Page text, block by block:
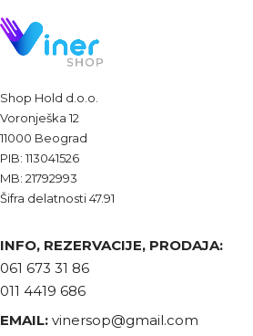
Shop Hold d.o.o.
Voronješka 12
11000 Beograd
PIB: 113041526
MB: 21792993
Šifra delatnosti 47.91
INFO, REZERVACIJE, PRODAJA:
061 673 31 86
011 4419 686
EMAIL: vinersop@gmail.com